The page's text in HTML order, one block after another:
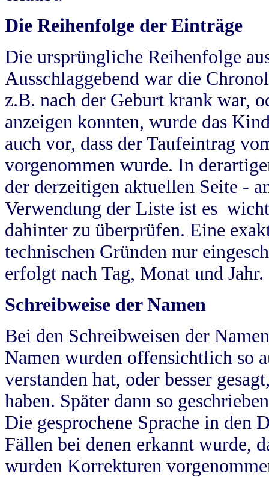
Die Reihenfolge der Einträge
Die ursprüngliche Reihenfolge
Ausschlaggebend war die
z.B. nach der Geburt krank war,
anzeigen konnten, wurde das
auch vor, dass der Taufeintrag
vorgenommen wurde. In
der derzeitigen aktuellen Seite -
Verwendung der Liste ist es
dahinter zu überprüfen. Eine
technischen Gründen nur
erfolgt nach Tag, Monat und Jahr.
Schreibweise der Namen
Bei den Schreibweisen der
Namen wurden offensichtlich so
verstanden hat, oder besser
haben. Später dann so
Die gesprochene Sprache in
Fällen bei denen erkannt wurde,
wurden Korrekturen